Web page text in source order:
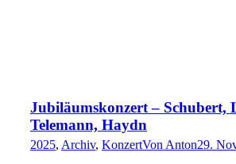
Jubiläumskonzert – Schubert,
Telemann, Haydn
2025, Archiv, KonzertVon Anton29.